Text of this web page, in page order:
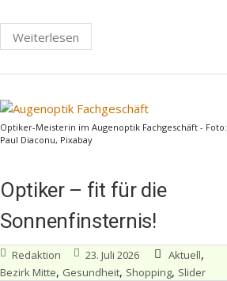
Weiterlesen
Optiker-Meisterin im Augenoptik Fachgeschäft - Foto:
Paul Diaconu, Pixabay
Optiker – fit für die
Sonnenfinsternis!
Redaktion 23. Juli 2026 Aktuell,
Bezirk Mitte, Gesundheit, Shopping, Slider